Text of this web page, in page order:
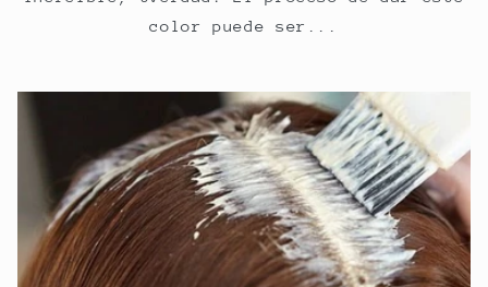
color puede ser...